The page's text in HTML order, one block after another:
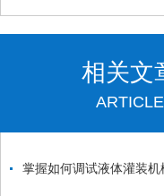
相关文
ARTICLE